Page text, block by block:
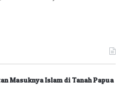
Masuknya Islam di Tanah Papua